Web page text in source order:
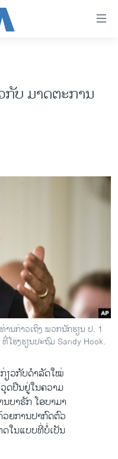
ກັບ ມາດຕະການ
ານກ່າວເຖິງ ພວກນັກຮຽນ ປ. 1
ຮງຮຽນປະຖົມ Sandy Hook.
ຽວ​ກັບ​ດຳລັດ​ໃໝ່​
ດ​ປືນ​ຢູ່​ໃນ​ຄວາມ
ບາ​ຣັກ ​ໂອ​ບາ​ມາ​
ຍ​ການ​ປາກົດ​ຕົວ​
ໃນແບບ​ທີ່​ບໍ່​ເປັນ